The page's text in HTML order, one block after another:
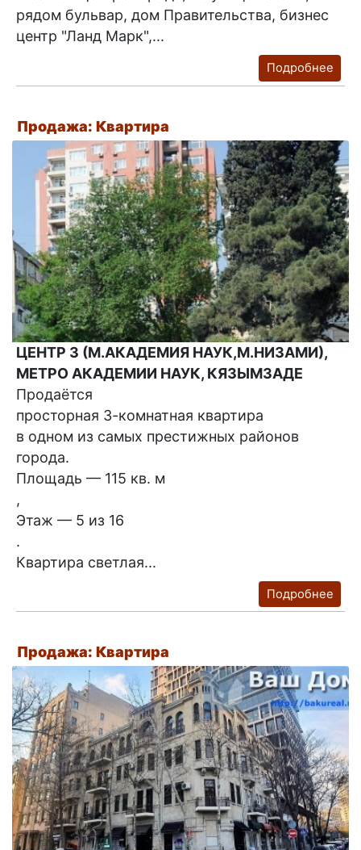
рядом бульвар, дом Правительства, бизнес
центр "Ланд Марк",...
Подробнее
Продажа: Квартира
ЦЕНТР 3 (М.АКАДЕМИЯ НАУК,М.НИЗАМИ),
МЕТРО АКАДЕМИИ НАУК, КЯЗЫМЗАДЕ
Продаётся
просторная 3-комнатная квартира
в одном из самых престижных районов
города.
Площадь — 115 кв. м
,
Этаж — 5 из 16
.
Квартира светлая...
Подробнее
Продажа: Квартира